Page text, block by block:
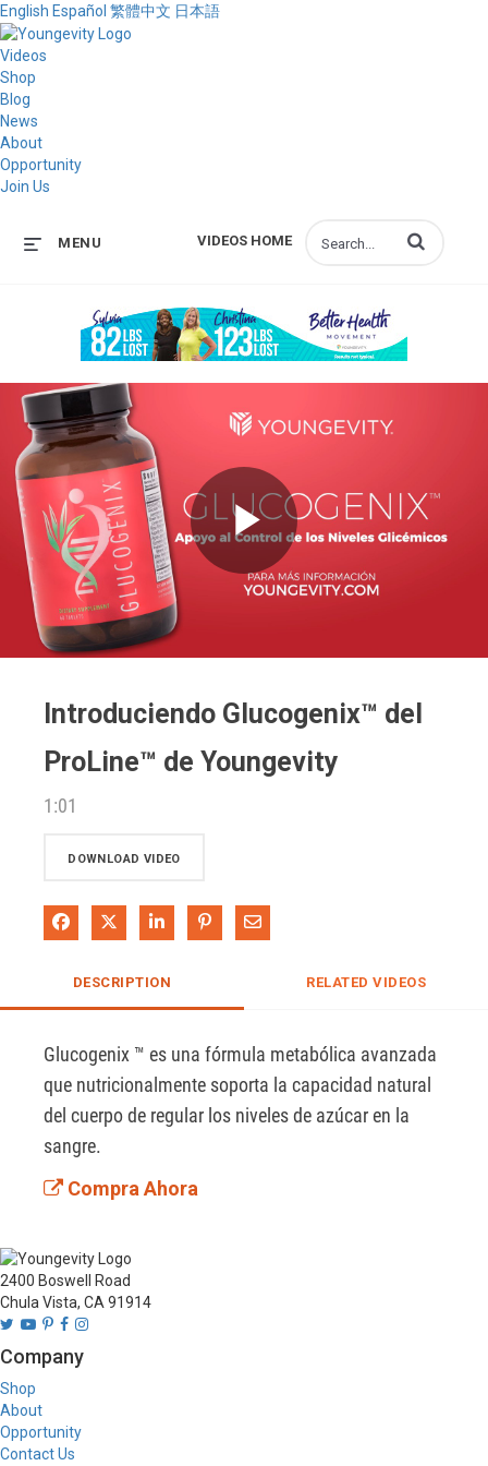
English Español 繁體中文 日本語
Videos
Shop
Blog
News
About
Opportunity
Join Us
VIDEOS HOME
MENU Enter terms to
Play
Introduciendo Glucogenix™ del
ProLine™ de Youngevity
1:01
DOWNLOAD VIDEO
Share on Facebook
Share on XShare on LinkedIn
Pin on Pinterest
Share via Email
DESCRIPTION RELATED VIDEOS
Glucogenix ™ es una fórmula metabólica avanzada
que nutricionalmente soporta la capacidad natural
del cuerpo de regular los niveles de azúcar en la
sangre.
Compra Ahora
2400 Boswell Road
Chula Vista, CA 91914
Company
Shop
About
Opportunity
Contact Us